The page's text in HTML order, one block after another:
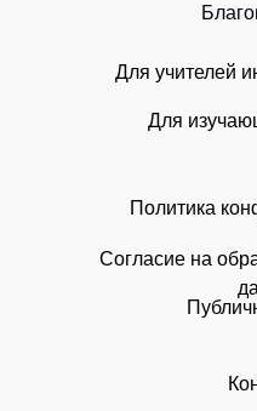
Политика
Для
Для учителей
Согласие на